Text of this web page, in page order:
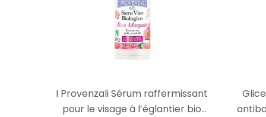
I Provenzali Sérum raffermissant
pour le visage à l’églantier bio